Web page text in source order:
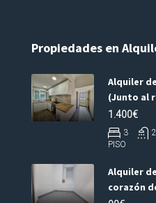
Propiedades en
Alquiler
(Junto al
1.400€
3 2
PISO
Alquiler
corazón